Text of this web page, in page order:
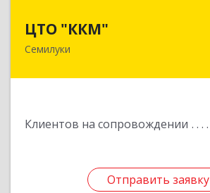
ЦТО "ККМ"
Семилуки
Клиентов на сопровождении
Отправить заявку
Отправить заявку